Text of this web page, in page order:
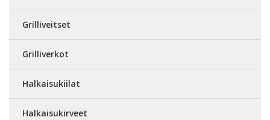
Grilliveitset
Grilliverkot
Halkaisukiilat
Halkaisukirveet